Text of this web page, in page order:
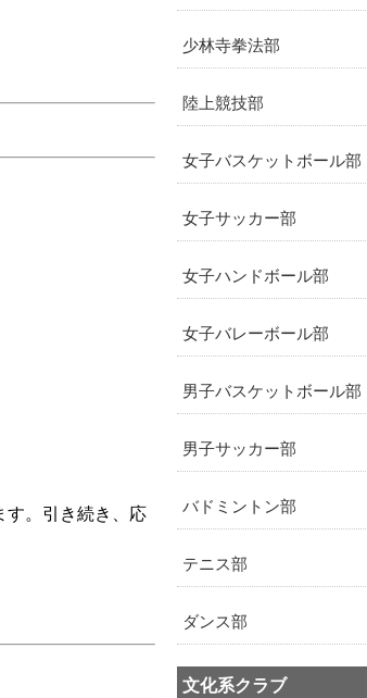
す。引き続き、応
少林寺拳法部
陸上競技部
女子バスケットボール部
女子サッカー部
女子ハンドボール部
女子バレーボール部
男子バスケットボール部
男子サッカー部
バドミントン部
テニス部
ダンス部
文化系クラブ